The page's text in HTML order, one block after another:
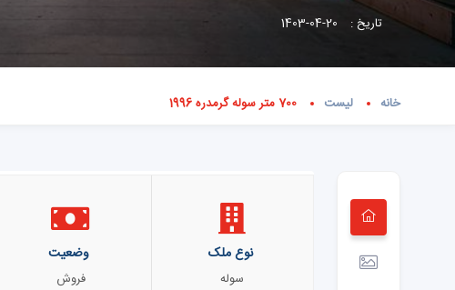
تاریخ : 20-04-1403
خانه لیست 700 متر سوله گرمدره 1996
نوع ملک
سوله
وضعیت
فروش